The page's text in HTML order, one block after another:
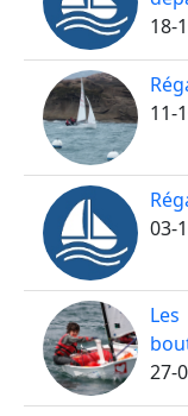
18-
11-
03-
27-